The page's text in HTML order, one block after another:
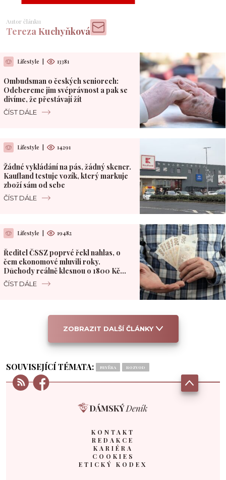
Autor článku
Tereza Kuchyňková
Lifestyle 13381
Ombudsman o českých seniorech:
Odebereme jim svéprávnost a pak se
divíme, že přestávají žít
ČÍST DÁLE
Lifestyle 14291
Žádné vykládání na pás, žádný skener.
Kaufland testuje vozík, který markuje
zboží sám od sebe
ČÍST DÁLE
Lifestyle 19482
Ředitel ČSSZ poprvé řekl nahlas, o
čem ekonomové mluvili roky.
Důchody reálně klesnou o 1800 Kč
měsíčně
ČÍST DÁLE
ZOBRAZIT DALŠÍ ČLÁNKY
SOUVISEJÍCÍ TÉMATA: NEVĚRA ROZVOD
KONTAKT
REDAKCE
KARIÉRA
COOKIES
ETICKÝ KODEX